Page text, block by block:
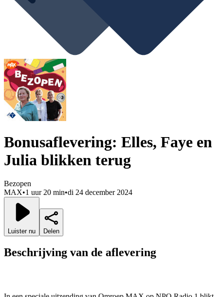
Bonusaflevering: Elles, Faye en
Julia blikken terug
Bezopen
MAX•1 uur 20 min•di 24 december 2024
Luister nu Delen
Beschrijving van de aflevering